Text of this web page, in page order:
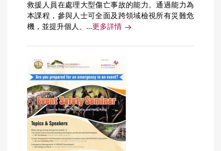
救援人員在處理大型傷亡事故的能力。通過能力為
本課程，參與人士可全面及跨領域檢視所有災難危
機，並提升個人、... 更多詳情